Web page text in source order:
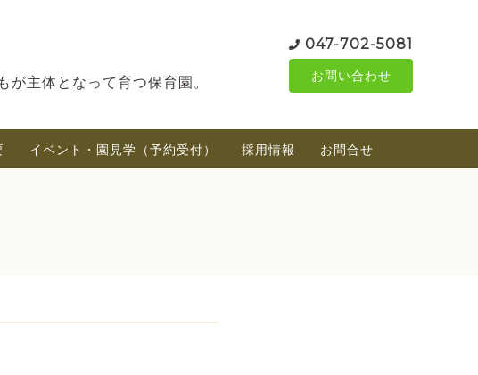
主体となって育つ保育園。
047-702-5081
お問い合わせ
イベント・園見学（予約受付） 採用情報 お問合せ